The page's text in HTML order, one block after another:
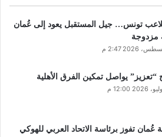
تونس… جيل المستقبل يعود إلى عُمان
مزدوجة
“تعزيز” يواصل تمكين الفرق الأهلية
عُمان تفوز برئاسة الاتحاد العربي للهوكي